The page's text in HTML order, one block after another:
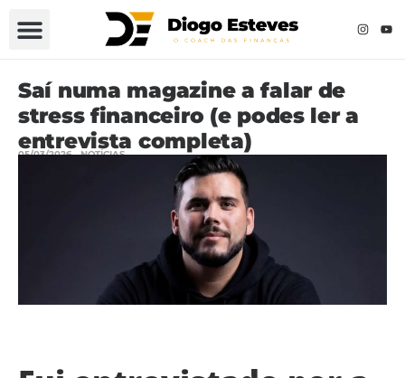
Saí numa magazine a falar de
stress financeiro (e podes ler a
entrevista completa)
05/03/2026 NOTÍCIAS